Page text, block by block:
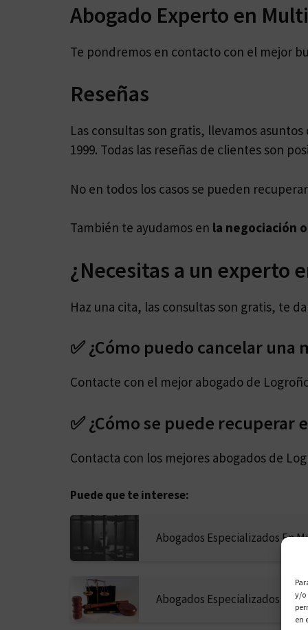
y/o
en
Abogado Experto en
Te pondremos en contacto con el mejor
Reseñas
Las consultas son gratis, llevamos
1999. Todas las reseñas de clientes son
No en todos los casos se pueden
También te ayudamos en la negociación
¿Necesitas a un experto
Haz una cita, las consultas son gratis, te
✅ ¿Cómo puedo cancelar
Contacte con el mejor abogado de
✅ ¿Cómo se puede
Contacta con los mejores abogados de
Puede que te interese:
Abogados Especializados En
Abogados Especializados En